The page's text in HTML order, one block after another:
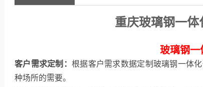
重庆玻璃钢一
玻璃钢一
客户需求定制： 根据客户需求数据定制玻璃钢一体
种场所的需要。